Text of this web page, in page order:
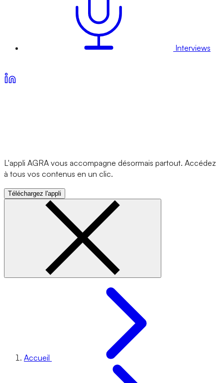
Interviews
L'appli AGRA vous accompagne désormais partout. Accédez
à tous vos contenus en un clic.
Téléchargez l'appli
Accueil